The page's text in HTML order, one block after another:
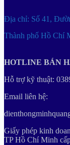
Địa chỉ: Số 41,
Thành phố Hồ Chí
HOTLINE BÁN
Hỗ trợ kỹ thuật:
Email liên hệ:
Giấy phép kinh
TP Hồ Chí Minh